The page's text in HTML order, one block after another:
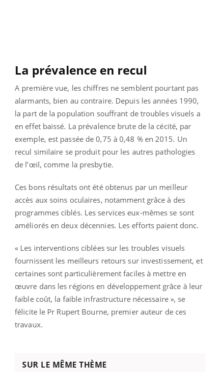
La prévalence en recul
A première vue, les chiffres ne semblent pourtant pas
alarmants, bien au contraire. Depuis les années 1990,
la part de la population souffrant de troubles visuels a
en effet baissé. La prévalence brute de la cécité, par
exemple, est passée de 0,75 à 0,48 % en 2015. Un
recul similaire se produit pour les autres pathologies
de l’œil, comme la presbytie.
Ces bons résultats ont été obtenus par un meilleur
accès aux soins oculaires, notamment grâce à des
programmes ciblés. Les services eux-mêmes se sont
améliorés en deux décennies. Les efforts paient donc.
« Les interventions ciblées sur les troubles visuels
fournissent les meilleurs retours sur investissement, et
certaines sont particulièrement faciles à mettre en
œuvre dans les régions en développement grâce à leur
faible coût, la faible infrastructure nécessaire », se
félicite le Pr Rupert Bourne, premier auteur de ces
travaux.
SUR LE MÊME THÈME